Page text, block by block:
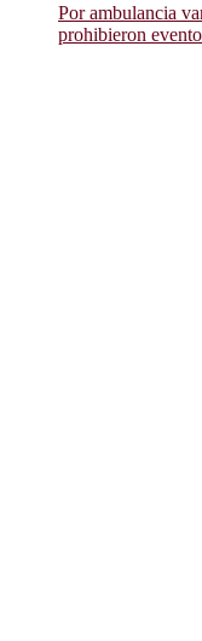
Por ambulancia
prohibieron